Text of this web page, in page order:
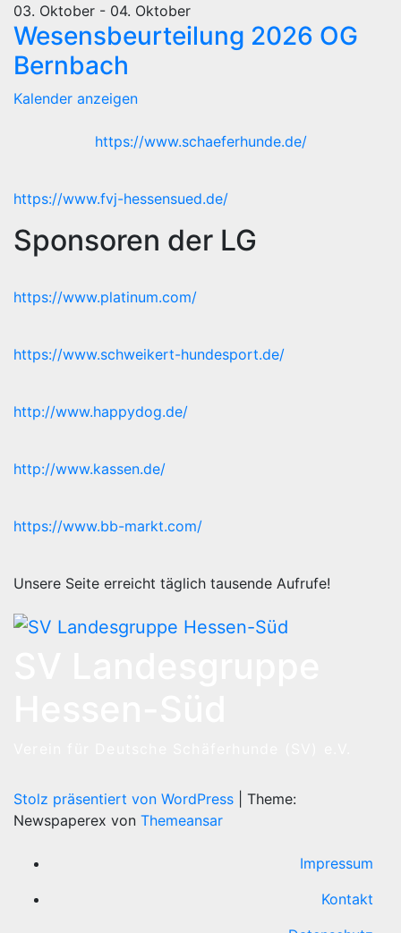
03. Oktober - 04. Oktober
Wesensbeurteilung 2026 OG
Bernbach
Kalender anzeigen
https://www.schaeferhunde.de/
https://www.fvj-hessensued.de/
Sponsoren der LG
https://www.platinum.com/
https://www.schweikert-hundesport.de/
http://www.happydog.de/
http://www.kassen.de/
https://www.bb-markt.com/
Unsere Seite erreicht täglich tausende Aufrufe!
Stolz präsentiert von WordPress
Theme:
Newspaperex von Themeansar
Impressum
Kontakt